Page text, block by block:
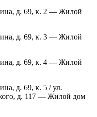
, д. 69, к. 2 — Жилой
, д. 69, к. 3 — Жилой
, д. 69, к. 4 — Жилой
, д. 69, к. 5 /ул.
, д. 117 — Жилой дом